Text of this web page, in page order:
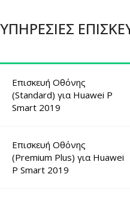
ΥΠΗΡΕΣΊΕΣ
Επισκευή Οθόνης
(Standard) για Huawei P
Smart 2019
Επισκευή Οθόνης
(Premium Plus) για Huawei
P Smart 2019